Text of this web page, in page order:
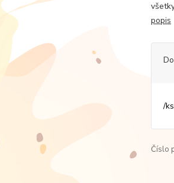
popis
/ks
Číslo